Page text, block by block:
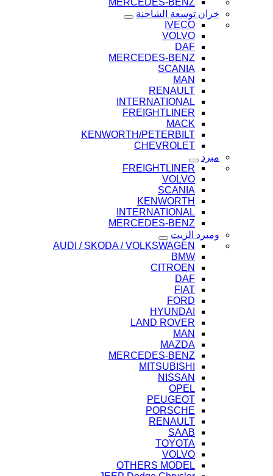
MERCEDES-BENZ
خزان توسعة الشاحنة
IVECO
VOLVO
DAF
MERCEDES-BENZ
SCANIA
MAN
RENAULT
INTERNATIONAL
FREIGHTLINER
MACK
KENWORTH/PETERBILT
CHEVROLET
مبرد
FREIGHTLINER
VOLVO
SCANIA
KENWORTH
INTERNATIONAL
MERCEDES-BENZ
ومبرد الزيت
AUDI / SKODA / VOLKSWAGEN
BMW
CITROEN
DAF
FIAT
FORD
HYUNDAI
LAND ROVER
MAN
MAZDA
MERCEDES-BENZ
MITSUBISHI
NISSAN
OPEL
PEUGEOT
PORSCHE
RENAULT
SAAB
TOYOTA
VOLVO
OTHERS MODEL